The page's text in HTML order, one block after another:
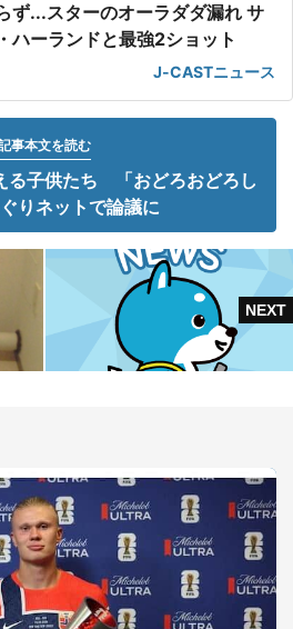
ず...スターのオーラダダ漏れ サ
ハーランドと最強2ショット
J-CASTニュース
事本文を読む
る子供たち 「おどろおどろし
りネットで論議に